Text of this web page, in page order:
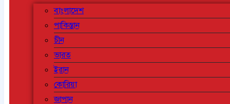
বাংলাদেশ
পাকিস্তান
চীন
ভারত
ইরান
কোরিয়া
জাপান